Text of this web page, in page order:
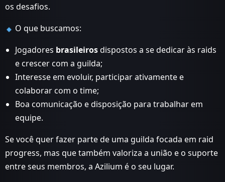
os desafios.
O que buscamos:
Jogadores brasileirosdispostos a se dedicar às raids
e crescer com a guilda;
Interesse em evoluir, participar ativamente e
colaborar com o time;
Boa comunicação e disposição para trabalhar em
equipe.
Se você quer fazer parte de uma guilda focada em raid
progress, mas que também valoriza a união e o suporte
entre seus membros, a Azilium é o seu lugar.